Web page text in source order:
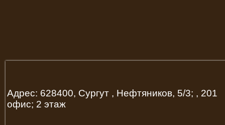
Адрес: 628400, Сургут , Нефтяников, 5/3; , 201
офис; 2 этаж